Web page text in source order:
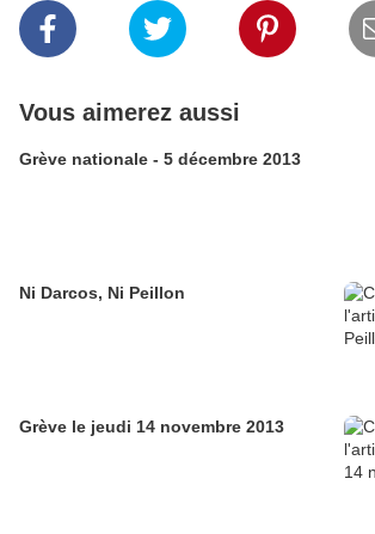
Vous aimerez aussi
Grève nationale - 5 décembre 2013
Ni Darcos, Ni Peillon
Grève le jeudi 14 novembre 2013